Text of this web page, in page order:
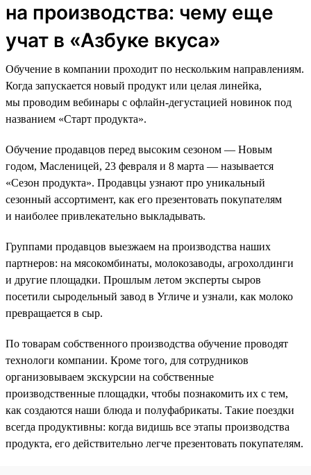
на производства: чему еще
учат в «Азбуке вкуса»
Обучение в компании проходит по нескольким направлениям.
Когда запускается новый продукт или целая линейка,
мы проводим вебинары с офлайн-дегустацией новинок под
названием «Старт продукта».
Обучение продавцов перед высоким сезоном — Новым
годом, Масленицей, 23 февраля и 8 марта — называется
«Сезон продукта». Продавцы узнают про уникальный
сезонный ассортимент, как его презентовать покупателям
и наиболее привлекательно выкладывать.
Группами продавцов выезжаем на производства наших
партнеров: на мясокомбинаты, молокозаводы, агрохолдинги
и другие площадки. Прошлым летом эксперты сыров
посетили сыродельный завод в Угличе и узнали, как молоко
превращается в сыр.
По товарам собственного производства обучение проводят
технологи компании. Кроме того, для сотрудников
организовываем экскурсии на собственные
производственные площадки, чтобы познакомить их с тем,
как создаются наши блюда и полуфабрикаты. Такие поездки
всегда продуктивны: когда видишь все этапы производства
продукта, его действительно легче презентовать покупателям.